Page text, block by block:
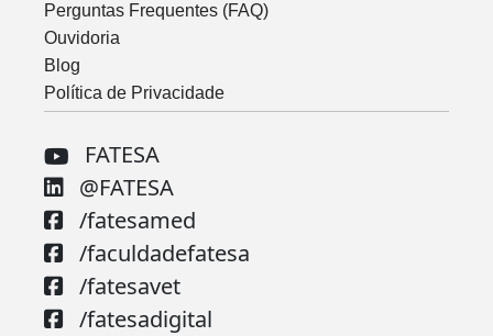
Perguntas Frequentes (FAQ)
Ouvidoria
Blog
Política de Privacidade
FATESA
@FATESA
/fatesamed
/faculdadefatesa
/fatesavet
/fatesadigital